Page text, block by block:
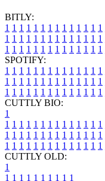
BITLY:
1 1 1 1 1 1 1 1 1 1 1 1 1 1
1 1 1 1 1 1 1 1 1 1 1 1 1 1
1 1 1 1 1 1 1 1 1 1 1 1 1 1
SPOTIFY:
1 1 1 1 1 1 1 1 1 1 1 1 1 1
1 1 1 1 1 1 1 1 1 1 1 1 1 1
1 1 1 1 1 1 1 1 1 1 1 1 1 1
CUTTLY BIO:
1
1 1 1 1 1 1 1 1 1 1 1 1 1 1
1 1 1 1 1 1 1 1 1 1 1 1 1 1
1 1 1 1 1 1 1 1 1 1 1 1 1 1
CUTTLY OLD:
1
1 1 1 1 1 1 1 1 1 1